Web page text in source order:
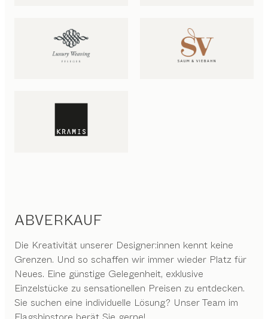
ABVERKAUF
Die Kreativität unserer Designer:innen kennt keine
Grenzen. Und so schaffen wir immer wieder Platz für
Neues. Eine günstige Gelegenheit, exklusive
Einzelstücke zu sensationellen Preisen zu entdecken.
Sie suchen eine individuelle Lösung? Unser Team im